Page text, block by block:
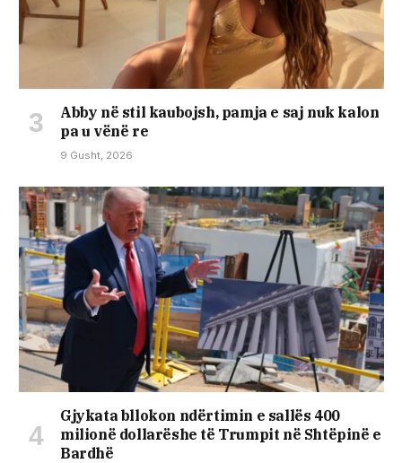
Abby në stil kaubojsh, pamja e saj nuk kalon
pa u vënë re
9 Gusht, 2026
Gjykata bllokon ndërtimin e sallës 400
milionë dollarëshe të Trumpit në Shtëpinë e
Bardhë